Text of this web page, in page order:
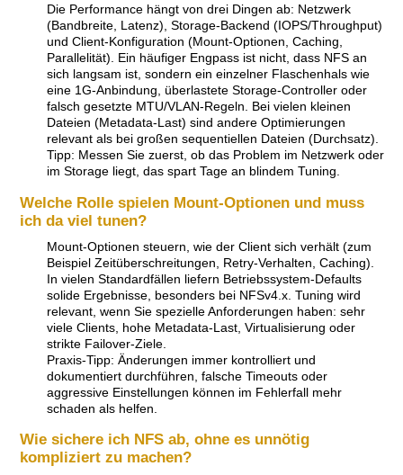
Die Performance hängt von drei Dingen ab: Netzwerk
(Bandbreite, Latenz), Storage-Backend (IOPS/Throughput)
und Client-Konfiguration (Mount-Optionen, Caching,
Parallelität). Ein häufiger Engpass ist nicht, dass NFS an
sich langsam ist, sondern ein einzelner Flaschenhals wie
eine 1G-Anbindung, überlastete Storage-Controller oder
falsch gesetzte MTU/VLAN-Regeln. Bei vielen kleinen
Dateien (Metadata-Last) sind andere Optimierungen
relevant als bei großen sequentiellen Dateien (Durchsatz).
Tipp: Messen Sie zuerst, ob das Problem im Netzwerk oder
im Storage liegt, das spart Tage an blindem Tuning.
Welche Rolle spielen Mount-Optionen und muss
ich da viel tunen?
Mount-Optionen steuern, wie der Client sich verhält (zum
Beispiel Zeitüberschreitungen, Retry-Verhalten, Caching).
In vielen Standardfällen liefern Betriebssystem-Defaults
solide Ergebnisse, besonders bei NFSv4.x. Tuning wird
relevant, wenn Sie spezielle Anforderungen haben: sehr
viele Clients, hohe Metadata-Last, Virtualisierung oder
strikte Failover-Ziele.
Praxis-Tipp: Änderungen immer kontrolliert und
dokumentiert durchführen, falsche Timeouts oder
aggressive Einstellungen können im Fehlerfall mehr
schaden als helfen.
Wie sichere ich NFS ab, ohne es unnötig
kompliziert zu machen?